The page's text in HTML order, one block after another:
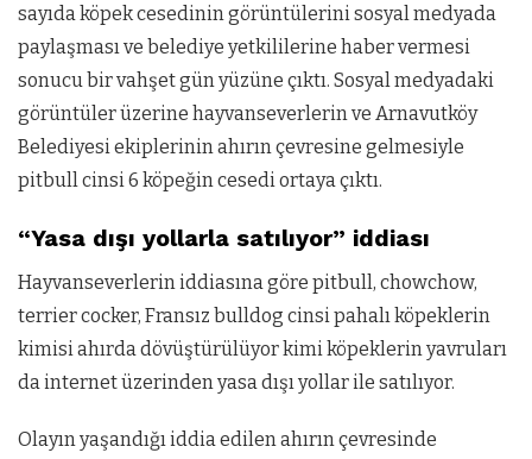
sayıda köpek cesedinin görüntülerini sosyal medyada
paylaşması ve belediye yetkililerine haber vermesi
sonucu bir vahşet gün yüzüne çıktı. Sosyal medyadaki
görüntüler üzerine hayvanseverlerin ve Arnavutköy
Belediyesi ekiplerinin ahırın çevresine gelmesiyle
pitbull cinsi 6 köpeğin cesedi ortaya çıktı.
“Yasa dışı yollarla satılıyor” iddiası
Hayvanseverlerin iddiasına göre pitbull, chowchow,
terrier cocker, Fransız bulldog cinsi pahalı köpeklerin
kimisi ahırda dövüştürülüyor kimi köpeklerin yavruları
da internet üzerinden yasa dışı yollar ile satılıyor.
Olayın yaşandığı iddia edilen ahırın çevresinde